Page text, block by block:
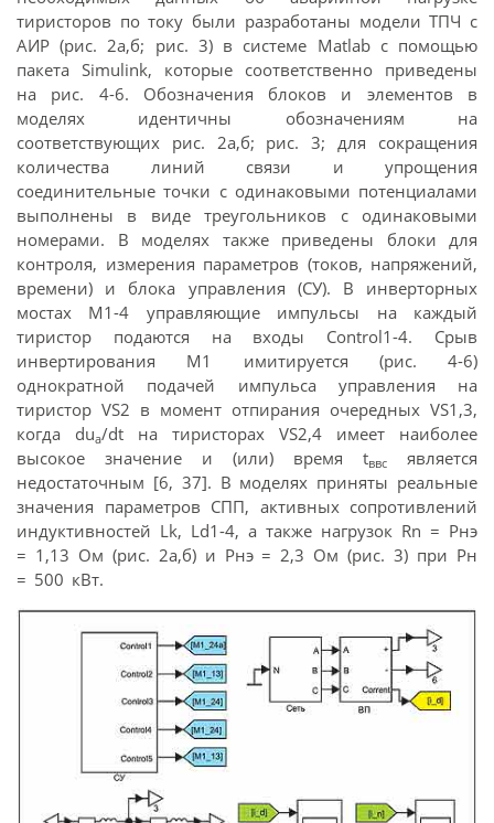
тиристоров по току были разработаны модели ТПЧ с
АИР (рис. 2а,б; рис. 3) в системе Matlab с помощью
пакета Simulink, которые соответственно приведены
на рис. 4-6. Обозначения блоков и элементов в
моделях идентичны обозначениям на
соответствующих рис. 2а,б; рис. 3; для сокращения
количества линий связи и упрощения
соединительные точки с одинаковыми потенциалами
выполнены в виде треугольников с одинаковыми
номерами. В моделях также приведены блоки для
контроля, измерения параметров (токов, напряжений,
времени) и блока управления (СУ). В инверторных
мостах М1-4 управляющие импульсы на каждый
тиристор подаются на входы Control1-4. Срыв
инвертирования М1 имитируется (рис. 4-6)
однократной подачей импульса управления на
тиристор VS2 в момент отпирания очередных VS1,3,
когда dua/dt на тиристорах VS2,4 имеет наиболее
высокое значение и (или) время tввс
является
недостаточным [6, 37]. В моделях приняты реальные
значения параметров СПП, активных сопротивлений
индуктивностей Lk, Ld1-4, а также нагрузок Rn = Рнэ
= 1,13 Ом (рис. 2а,б) и Рнэ = 2,3 Ом (рис. 3) при Рн
= 500 кВт.